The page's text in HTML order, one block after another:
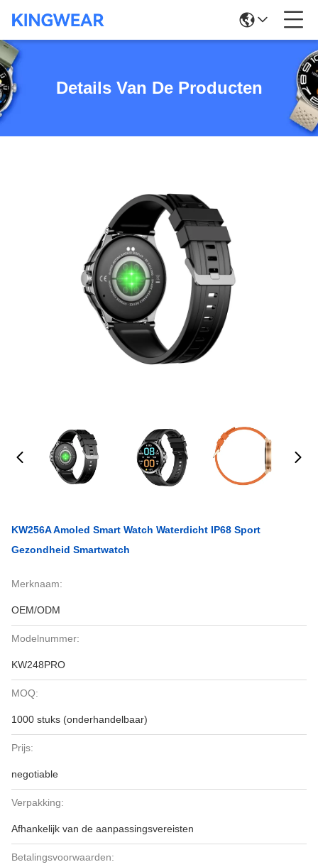
Details Van De Producten
KW256A Amoled Smart Watch Waterdicht IP68 Sport
Gezondheid Smartwatch
Merknaam:
OEM/ODM
Modelnummer:
KW248PRO
MOQ:
1000 stuks (onderhandelbaar)
Prijs:
negotiable
Verpakking:
Afhankelijk van de aanpassingsvereisten
Betalingsvoorwaarden: